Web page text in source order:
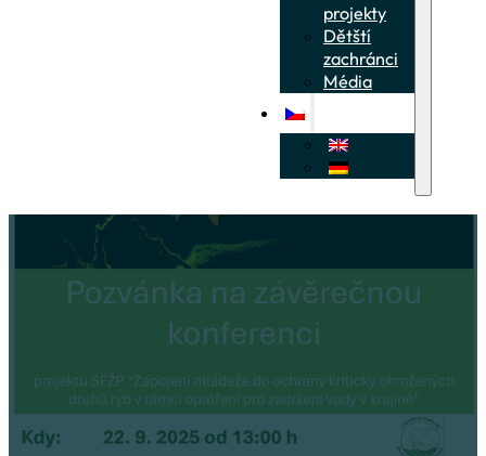
projekty
Dětští
zachránci
Média
Dětští zachránci